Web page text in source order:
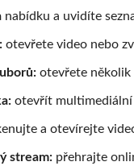
nabídku a uvidíte
otevřete video nebo
otevřete několik
otevřít multimediální
a otevírejte
stream: přehrajte